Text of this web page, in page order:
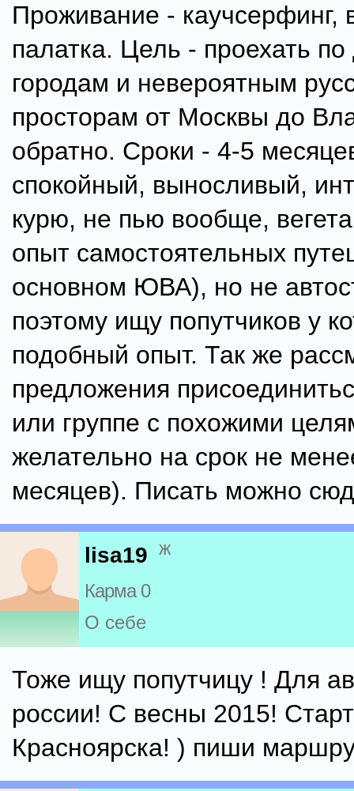
Проживание - каучсерфинг,
палатка. Цель - проехать
городам и невероятным
просторам от Москвы до
обратно. Сроки - 4-5
спокойный, выносливый,
курю, не пью вообще,
опыт самостоятельных
основном ЮВА), но не
поэтому ищу попутчиков у
подобный опыт. Так же
предложения
или группе с похожими
желательно на срок не
месяцев). Писать можно
lisa19 ж
Карма 0
О себе
Тоже ищу попутчицу ! Для
россии! С весны 2015!
Красноярска! ) пиши